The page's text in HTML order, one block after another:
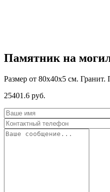
Памятник на
Размер от 80х40х5 см. Гранит.
25401.6 руб.